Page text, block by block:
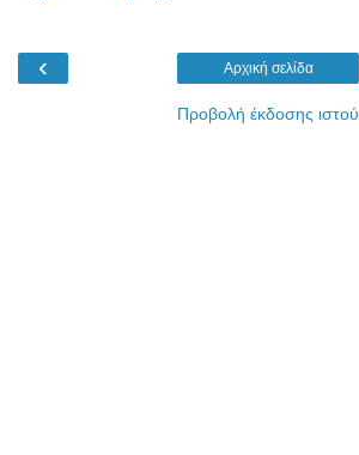
‹ Αρχική σελίδα
Προβολή έκδοσης ιστού